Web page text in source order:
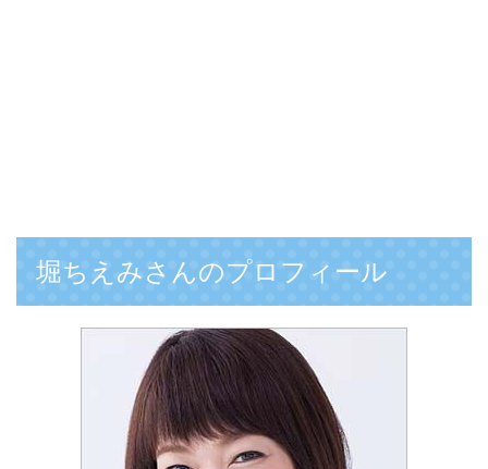
堀ちえみさんのプロフィール